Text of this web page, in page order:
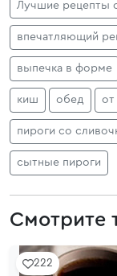
Лучшие рецепты
впечатляющий
выпечка в форме
киш обед от
пироги со
сытные пироги
Смотрите
222